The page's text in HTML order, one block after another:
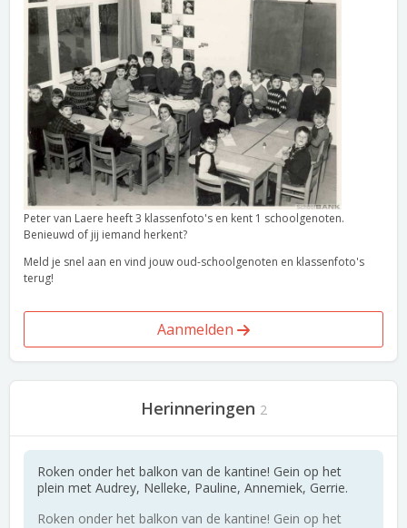
Peter van Laere heeft 3 klassenfoto's en kent 1 schoolgenoten.
Benieuwd of jij iemand herkent?
Meld je snel aan en vind jouw oud-schoolgenoten en klassenfoto's
terug!
Aanmelden
Herinneringen 2
Roken onder het balkon van de kantine! Gein op het
plein met Audrey, Nelleke, Pauline, Annemiek, Gerrie.
Roken onder het balkon van de kantine! Gein op het